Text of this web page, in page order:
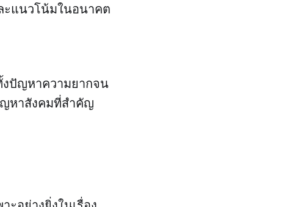
ะแนวโน้มในอนาคต
ปัญหาความยากจน
หาสังคมที่สำคัญ